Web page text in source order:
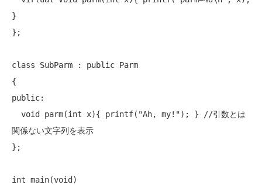
}
};
class SubParm : public Parm
public:
void
parm(int x){ printf( "Ah, my!"); }
//引数とは
関係ない文字列を表示
};
int main(void )